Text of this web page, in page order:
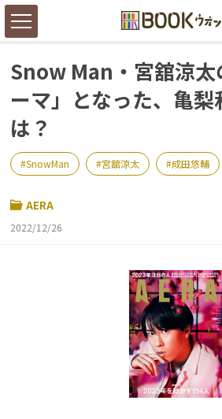
Snow Man・宮舘涼太
ーマ」となった、亀梨
は？
SnowMan 宮舘涼太 成田悠輔
AERA
2022/12/26